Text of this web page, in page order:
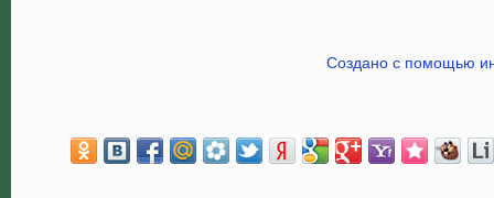
Создано с помощью